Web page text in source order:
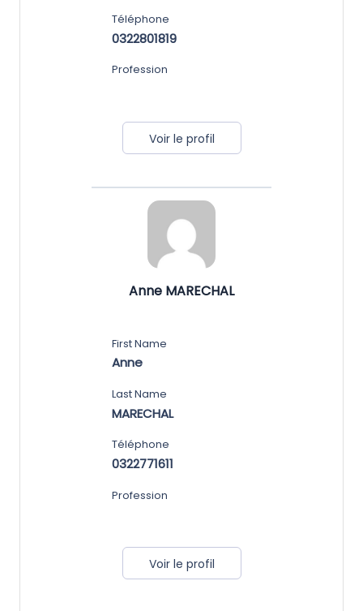
Téléphone
0322801819
Profession
Voir le profil
Anne MARECHAL
First Name
Anne
Last Name
MARECHAL
Téléphone
0322771611
Profession
Voir le profil